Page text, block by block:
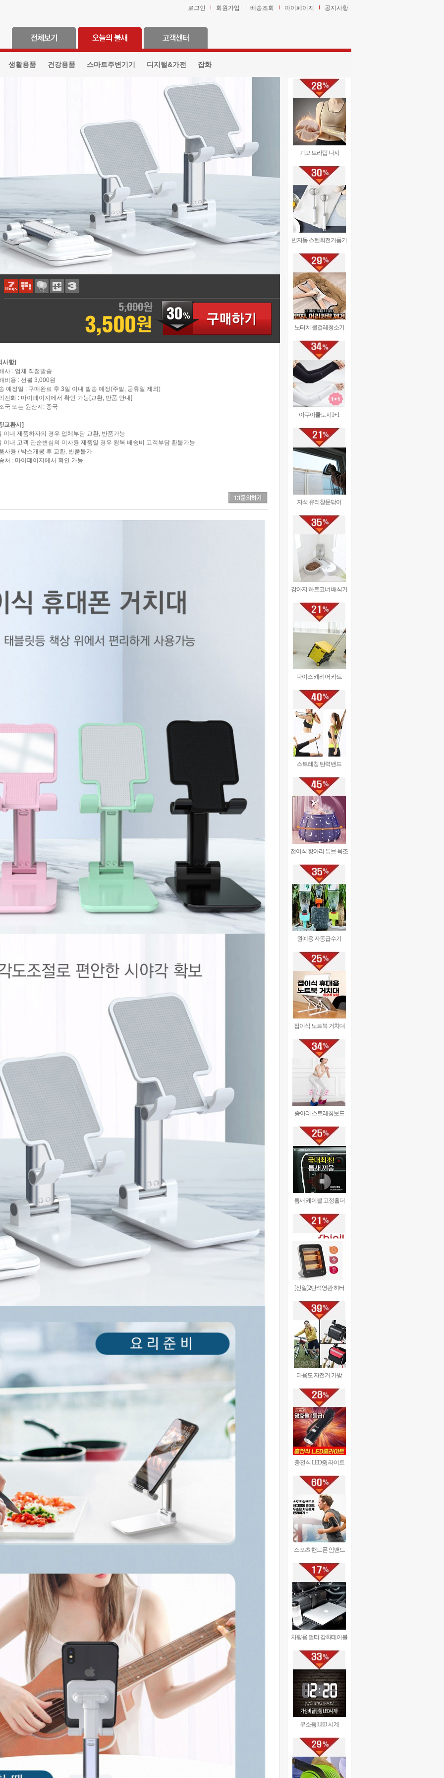
로그인 회원가입 배송조회 마이페이지 공지사항
생활용품 건강용품 스마트주변기기 디지털&가전 잡화
사항]
사 : 업체 직접발송
비용 : 선불 3,000원
예정일 : 구매완료 후 3일 이내 발송 예정(주말, 공휴일 제외)
전화 : 마이페이지에서 확인 가능[교환, 반품 안내]
국 또는 원산지: 중국
/교환시]
이내 제품하자의 경우 업체부담 교환, 반품가능
이내 고객 단순변심의 미사용 제품일 경우 왕복 배송비 고객부담 환불가능
사용 / 박스개봉 후 교환, 반품불가
처 : 마이페이지에서 확인 가능
기모 브라탑 나시
반자동 스텐회전거품기
노터치 물걸레청소기
아쿠아쿨토시1+1
자석 유리창문닦이
강아지 하트코너 배식기
다이스 캐리어 카트
스트레칭 탄력밴드
접이식 항아리 튜브 욕조
원예용 자동급수기
접이식 노트북 거치대
종아리 스트레칭보드
틈새 케이블 고정홀더
[신일]2단석영관 히터
다용도 자전거 가방
충전식 LED줌 라이트
스포츠 핸드폰 암밴드
차량용 멀티 강화테이블
무소음 LED 시계